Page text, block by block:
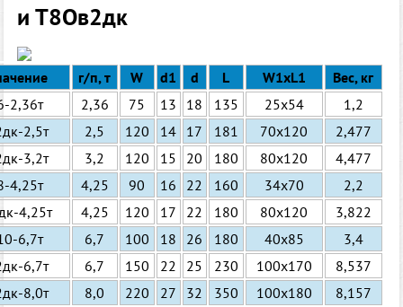
и Т8Ов2дк
г/п, т W d1 d L W1хL1
Вес, кг
2,36т
2,36 75 13 18 135 25х54
1,2
2,5т
2,5 120 14 17 181 70х120
2,477
3,2т
3,2 120 15 20 180 80х120
4,477
4,25т
4,25 90 16 22 160 34х70
2,2
4,25т
4,25 120 17 22 180 80х120
3,822
6,7т
6,7 100 18 26 180 40х85
3,4
6,7т
6,7 150 22 25 230 100х170
8,537
8,0т
8,0 220 27 32 350 100х180
8,157